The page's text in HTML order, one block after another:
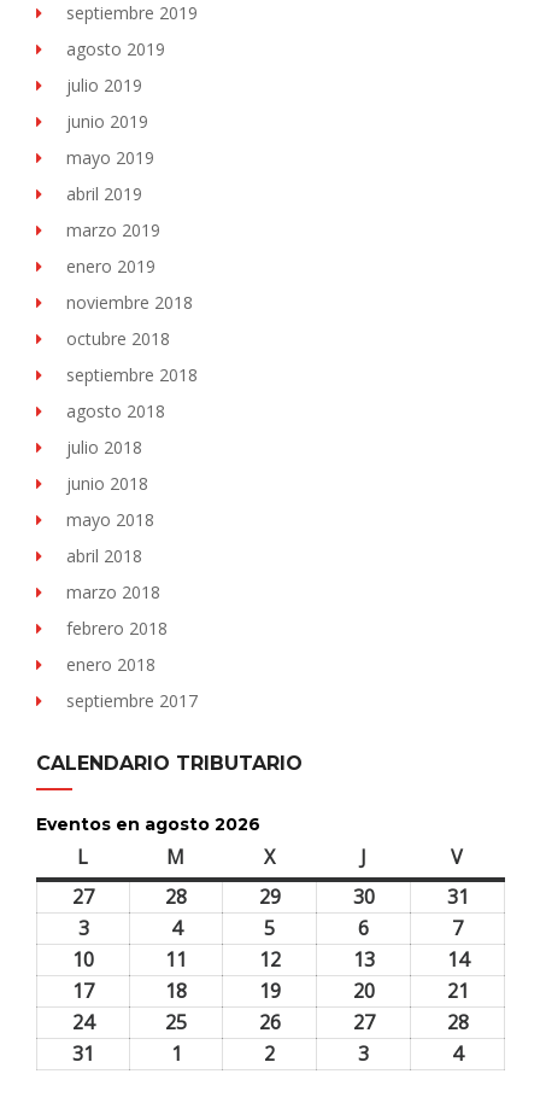
septiembre 2019
agosto 2019
julio 2019
junio 2019
mayo 2019
abril 2019
marzo 2019
enero 2019
noviembre 2018
octubre 2018
septiembre 2018
agosto 2018
julio 2018
junio 2018
mayo 2018
abril 2018
marzo 2018
febrero 2018
enero 2018
septiembre 2017
CALENDARIO TRIBUTARIO
Eventos en agosto 2026
L M Xmiércoles J Vviernes
2727
28 2929
2026
3030
2026
31
2026
33
agosto,
2026
44
agosto,
2026
5
agosto,
2026
6
agosto,
2026
77
agosto,
2026
10
agosto,
2026
11 1212
agosto,
2026
1313
agosto,
2026
1414
2026
1717
agosto,
18 1919
agosto,
2020
agosto,
21
agosto,
2424
25 2626
2727
2828
31 1 2 3 44